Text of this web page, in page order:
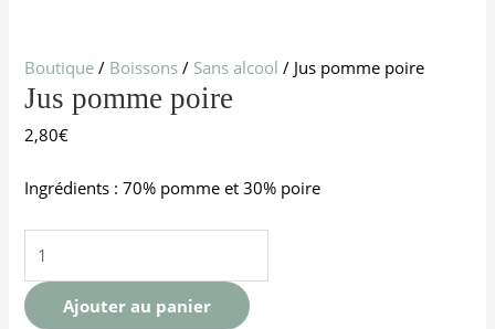
Boutique / Boissons / Sans alcool / Jus pomme poire
Jus pomme poire
2,80€
Ingrédients : 70% pomme et 30% poire
Ajouter au panier